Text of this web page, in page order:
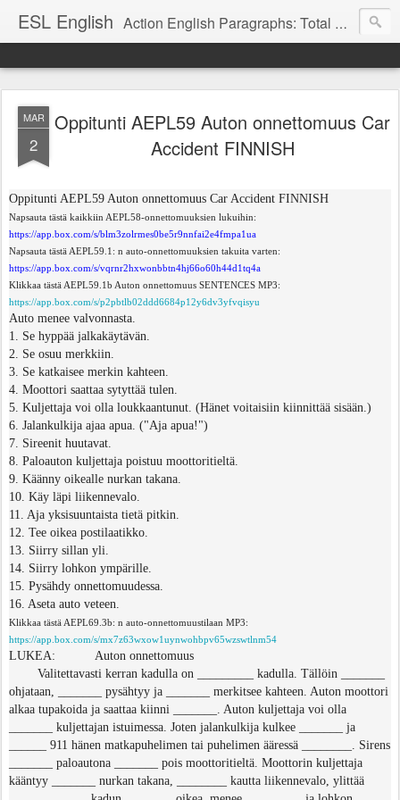
ESL English Action English Paragraphs: Total Physical Response (TPR) Paragraphs for the High School and Adult Language Student
MAR
2
Oppitunti AEPL59 Auton onnettomuus Car
Accident FINNISH
Oppitunti AEPL59 Auton onnettomuus Car Accident FINNISH
Napsauta tästä kaikkiin AEPL58-onnettomuuksien lukuihin:
https://app.box.com/s/blm3zolrmes0be5r9nnfai2e4fmpa1ua
Napsauta tästä AEPL59.1: n auto-onnettomuuksien takuita varten:
https://app.box.com/s/vqrnr2hxwonbbtn4hj66o60h44d1tq4a
Klikkaa tästä AEPL59.1b Auton onnettomuus SENTENCES MP3:
https://app.box.com/s/p2pbtlb02ddd6684p12y6dv3yfvqisyu
Auto menee valvonnasta.
1. Se hyppää jalkakäytävän.
2. Se osuu merkkiin.
3. Se katkaisee merkin kahteen.
4. Moottori saattaa sytyttää tulen.
5. Kuljettaja voi olla loukkaantunut. (Hänet voitaisiin kiinnittää sisään.)
6. Jalankulkija ajaa apua. ("Aja apua!")
7. Sireenit huutavat.
8. Paloauton kuljettaja poistuu moottoritieltä.
9. Käänny oikealle nurkan takana.
10. Käy läpi liikennevalo.
11. Aja yksisuuntaista tietä pitkin.
12. Tee oikea postilaatikko.
13. Siirry sillan yli.
14. Siirry lohkon ympärille.
15. Pysähdy onnettomuudessa.
16. Aseta auto veteen.
Klikkaa tästä AEPL69.3b: n auto-onnettomuustilaan MP3:
https://app.box.com/s/mx7z63wxow1uynwohbpv65wzswtlnm54
LUKEA:
Auton onnettomuus
Valitettavasti kerran kadulla on _________ kadulla. Tällöin _______
ohjataan, _______ pysähtyy ja _______ merkitsee kahteen. Auton moottori
alkaa tupakoida ja saattaa kiinni _______. Auton kuljettaja voi olla
_______ kuljettajan istuimessa. Joten jalankulkija kulkee _______ ja
______ 911 hänen matkapuhelimen tai puhelimen ääressä ________. Sirens
_______ paloautona _______ pois moottoritieltä. Moottorin kuljettaja
kääntyy _______ nurkan takana, ________ kautta liikennevalo, ylittää